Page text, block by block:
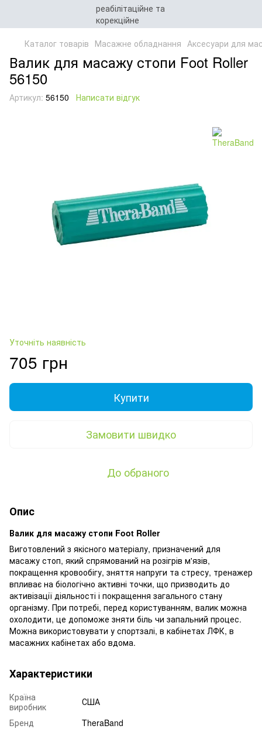
Каталог товарів Масажне обладнання Аксесуари для
Валик для масажу стопи Foot Roller
56150
Артикул: 56150 Написати відгук
Уточніть наявність
705 грн
Купити
Замовити швидко
До обраного
Опис
Валик для масажу стопи Foot Roller
Виготовлений з якісного матеріалу, призначений для
масажу стоп, який спрямований на розігрів м'язів,
покращення кровообігу, зняття напруги та стресу, тренажер
впливає на біологічно активні точки, що призводить до
активізації діяльності і покращення загального стану
організму. При потребі, перед користуванням, валик можна
охолодити, це допоможе зняти біль чи запальний процес.
Можна використовувати у спортзалі, в кабінетах ЛФК, в
масажних кабінетах або вдома.
Характеристики
Країна
виробник
США
Бренд
TheraBand